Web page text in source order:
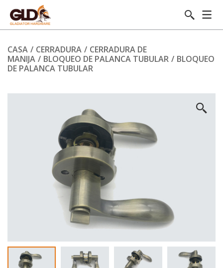
CASA / CERRADURA / CERRADURA DE
MANIJA / BLOQUEO DE PALANCA TUBULAR / BLOQUEO
DE PALANCA TUBULAR